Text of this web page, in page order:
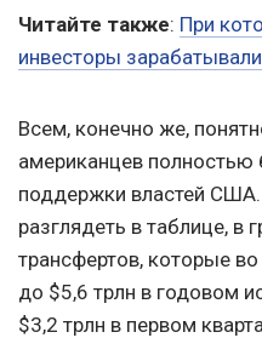
Читайте также: При
инвесторы
Всем, конечно же,
американцев полностью
поддержки властей
разглядеть в таблице, в
трансфертов, которые
до $5,6 трлн в годовом
$3,2 трлн в первом